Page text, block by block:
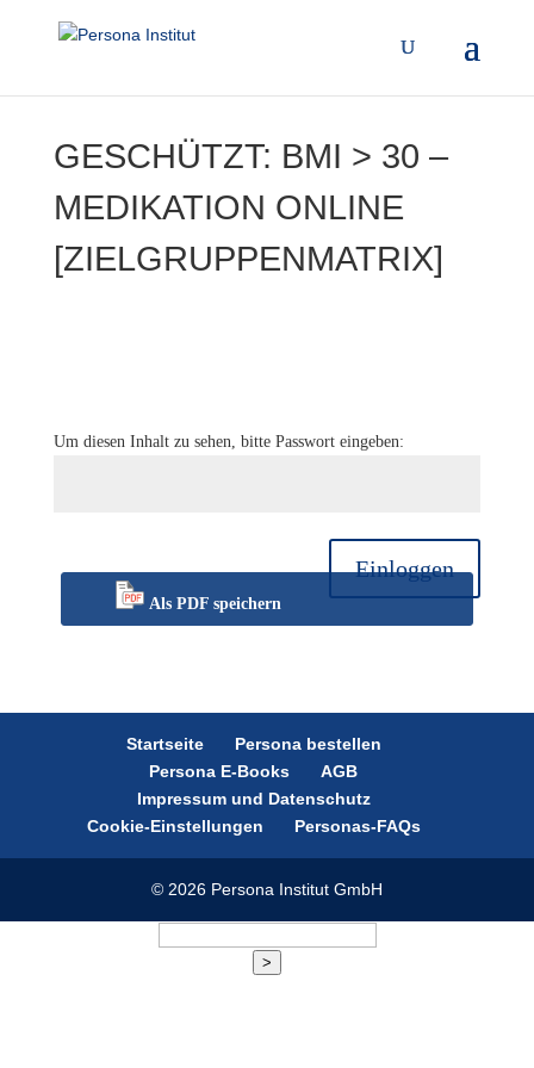
GESCHÜTZT: BMI > 30 –
MEDIKATION ONLINE
[ZIELGRUPPENMATRIX]
Um diesen Inhalt zu sehen, bitte Passwort eingeben:
Einloggen
Als PDF speichern
Startseite
Persona bestellen
Persona E-Books
AGB
Impressum und Datenschutz
Cookie-Einstellungen
Personas-FAQs
© 2026 Persona Institut GmbH
>